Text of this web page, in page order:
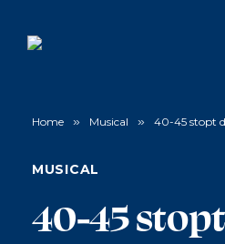
Home » Musical » 40-45 stopt
MUSICAL
40-45